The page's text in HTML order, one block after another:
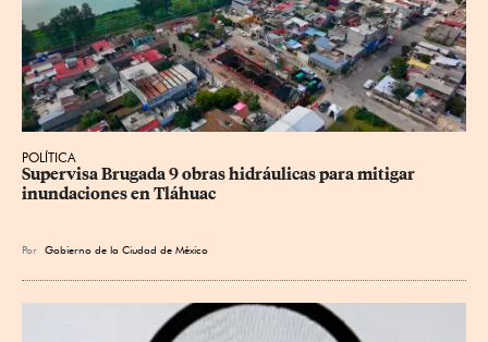
POLÍTICA
Supervisa Brugada 9 obras hidráulicas para mitigar
inundaciones en Tláhuac
Por Gobierno de la Ciudad de México